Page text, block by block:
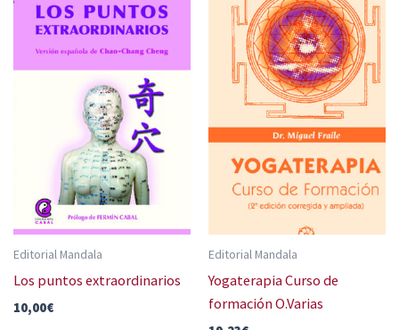
Editorial Mandala
Los puntos extraordinarios
10,00€
Editorial Mandala
Yogaterapia Curso de
formación O.Varias